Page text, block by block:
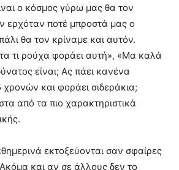
ο κόσμος γύρω μας θα τον
ερχόταν ποτέ μπροστά μας ο
θα τον κρίναμε και αυτόν.
τι ρούχα φοράει αυτή», «Μα καλά
είναι; Ας πάει κανένα
και φοράει σιδεράκια;
από τα πιο χαρακτηριστικά
εκτοξεύονται σαν σφαίρες
και αν σε άλλους δεν το